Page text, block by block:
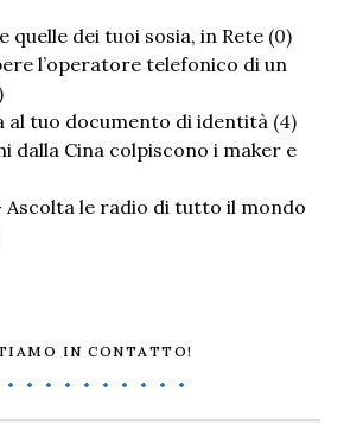
quelle dei tuoi sosia, in Rete (0)
l’operatore telefonico di un
al tuo documento di identità (4)
dalla Cina colpiscono i maker e
Ascolta le radio di tutto il mondo
IN CONTATTO!